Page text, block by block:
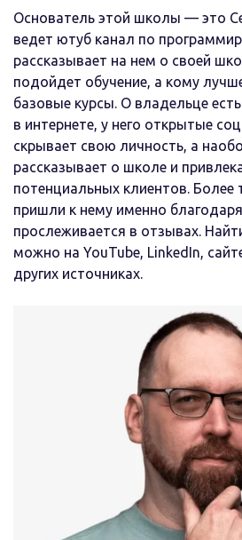
Основатель этой школы — это
ведет ютуб канал по
рассказывает на нем о своей
подойдет обучение, а кому
базовые курсы. О владельце
в интернете, у него открытые
скрывает свою личность, а
рассказывает о школе и
потенциальных клиентов. Более
пришли к нему именно
прослеживается в отзывах.
можно на YouTube, LinkedIn,
других источниках.